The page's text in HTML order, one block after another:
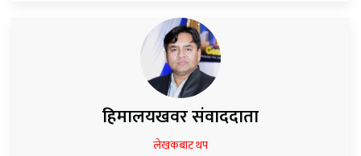
हिमालयखवर संवाददाता
लेखकबाट थप